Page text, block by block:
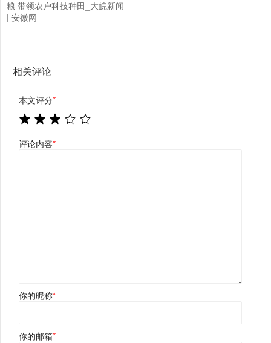
粮 带领农户科技种田_大皖新闻
| 安徽网
相关评论
本文评分*
评论内容*
你的昵称*
你的邮箱*